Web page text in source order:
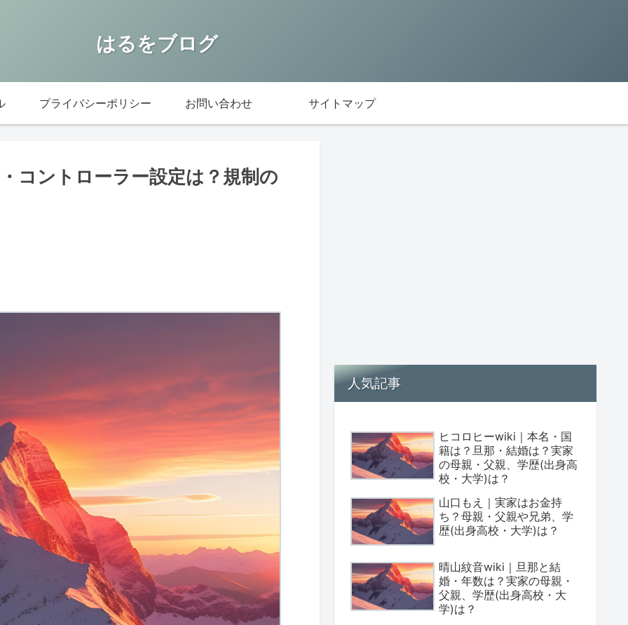
はるをブログ
プライバシーポリシー お問い合わせ サイトマップ
コントローラー設定は？規制の
人気記事
ヒコロヒーwiki｜本名・国
籍は？旦那・結婚は？実家
の母親・父親、学歴(出身高
校・大学)は？
山口もえ｜実家はお金持
ち？母親・父親や兄弟、学
歴(出身高校・大学)は？
晴山紋音wiki｜旦那と結
婚・年数は？実家の母親・
父親、学歴(出身高校・大
学)は？